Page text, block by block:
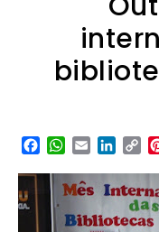
Facebook
WhatsApp
Email